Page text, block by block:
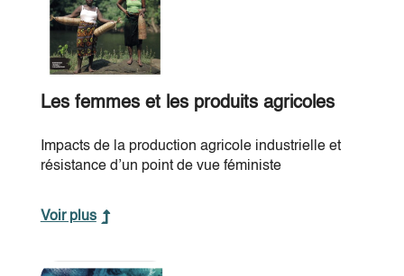
Les femmes et les produits agricoles
Impacts de la production agricole industrielle et
résistance d’un point de vue féministe
Voir plus